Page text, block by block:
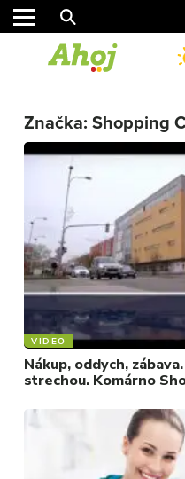
Značka: Shopping
VIDEO
Nákup, oddych,
strechou. Komárno